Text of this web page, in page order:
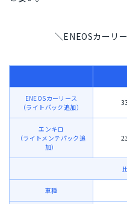
＼ENEOSカーリ
ENEOSカーリース
（ライトパック追加）
エンキロ
（ライトメンテパック追
加）
車種